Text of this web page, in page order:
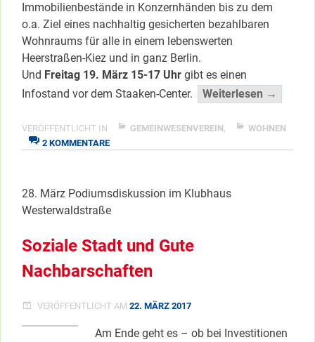
Immobilienbestände in Konzernhänden bis zu dem
o.a. Ziel eines nachhaltig gesicherten bezahlbaren
Wohnraums für alle in einem lebenswerten
Heerstraßen-Kiez und in ganz Berlin.
Und Freitag 19. März 15-17 Uhr gibt es einen
Infostand vor dem Staaken-Center.
Weiterlesen →
zu
VERÖFFENTLICHT IN GEMEINWESENVEREIN,
WOHNEN
2 KOMMENTAREZU
“DW
&
28. März Podiumsdiskussion im Klubhaus
Westerwaldstraße
Soziale Stadt und Gute
Nachbarschaften
VERÖFFENTLICHT AM 22. MÄRZ 2017
Am Ende geht es – ob bei Investitionen